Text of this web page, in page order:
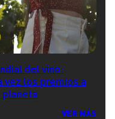
del vino:
vez los premios a
VER MÁS